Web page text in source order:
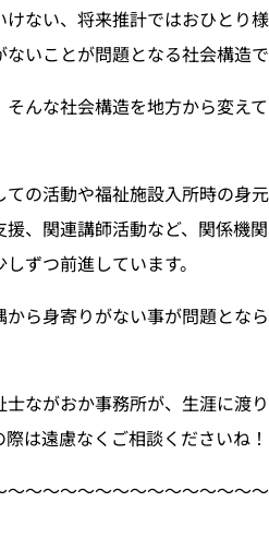
けない、将来推計ではおひとり
いことが問題となる社会構造
そんな社会構造を地方から変え
ての活動や福祉施設入所時の身
援、関連講師活動など、関係機
ずつ前進しています。
から身寄りがない事が問題とな
士ながおか事務所が、生涯に渡
は遠慮なくご相談くださいね！
〜〜〜〜〜〜〜〜〜〜〜〜〜〜